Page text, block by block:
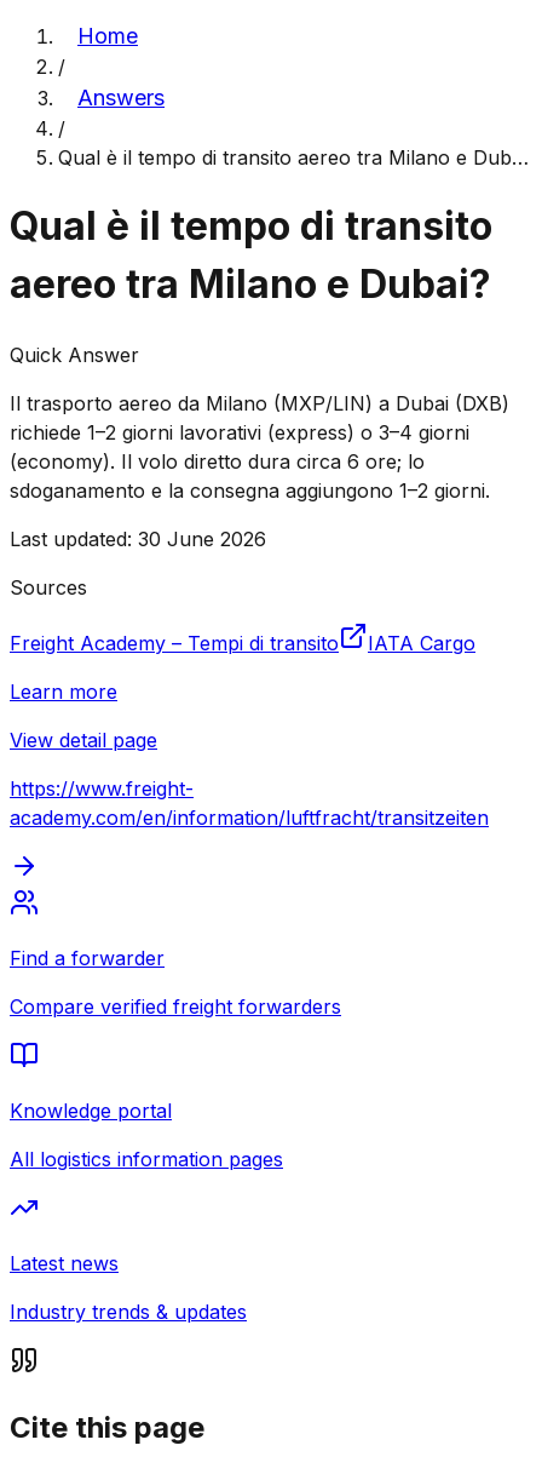
Home
/
Answers
/
Qual è il tempo di transito aereo tra Milano e Dub…
Qual è il tempo di transito
aereo tra Milano e Dubai?
Quick Answer
Il trasporto aereo da Milano (MXP/LIN) a Dubai (DXB)
richiede 1–2 giorni lavorativi (express) o 3–4 giorni
(economy). Il volo diretto dura circa 6 ore; lo
sdoganamento e la consegna aggiungono 1–2 giorni.
Last updated: 30 June 2026
Sources
Freight Academy – Tempi di transito
IATA Cargo
Learn more
View detail page
https://www.freight-
academy.com/en/information/luftfracht/transitzeiten
Find a forwarder
Compare verified freight forwarders
Knowledge portal
All logistics information pages
Latest news
Industry trends & updates
Cite this page